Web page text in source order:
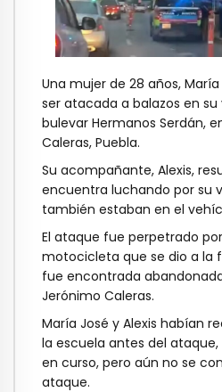
Una mujer de 28 años,
ser atacada a balazos en
bulevar Hermanos Serdán,
Caleras, Puebla.
Su acompañante, Alexis,
encuentra luchando por su
también estaban en el
El ataque fue perpetrado
motocicleta que se dio a la
fue encontrada
Jerónimo Caleras.
María José y Alexis habían
la escuela antes del
en curso, pero aún no se
ataque.